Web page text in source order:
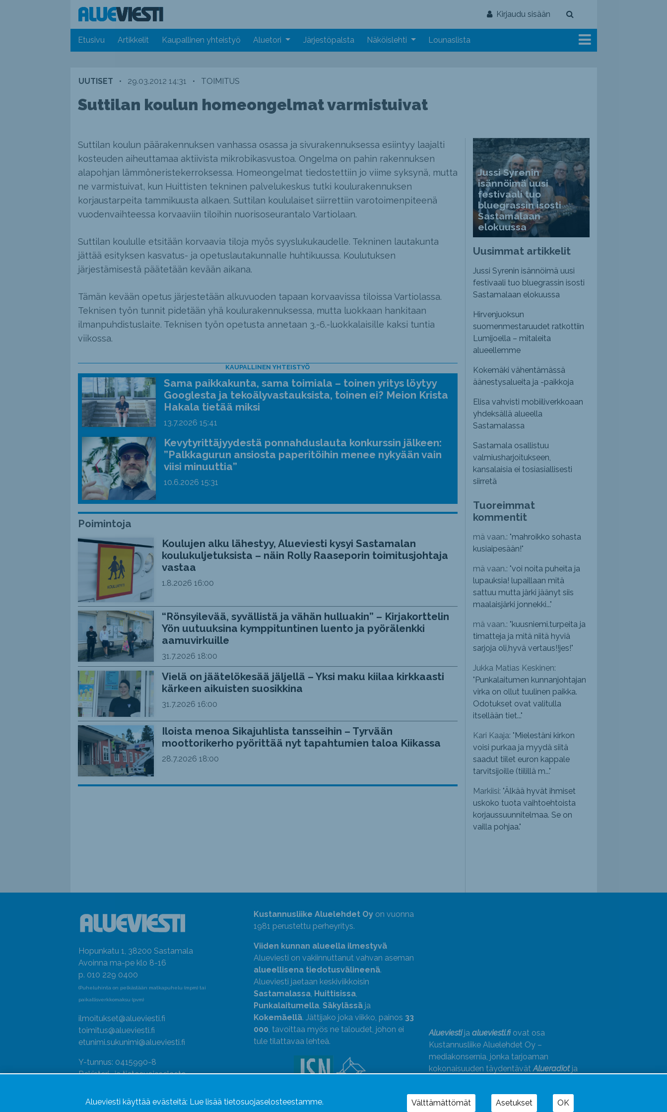
Kirjaudu sisään
Etusivu Artikkelit Kaupallinen yhteistyö Aluetori Järjestöpalsta Näköislehti Lounaslista
UUTISET • 29.03.2012 14:31 • TOIMITUS
Suttilan koulun homeongelmat varmistuivat
Suttilan koulun päärakennuksen vanhassa osassa ja sivurakennuksessa esiintyy laajalti
kosteuden aiheuttamaa aktiivista mikrobikasvustoa. Ongelma on pahin rakennuksen
alapohjan lämmöneristekerroksessa. Homeongelmat tiedostettiin jo viime syksynä, mutta
ne varmistuivat, kun Huittisten tekninen palvelukeskus tutki koulurakennuksen
korjaustarpeita tammikuusta alkaen. Suttilan koululaiset siirrettiin varotoimenpiteenä
vuodenvaihteessa korvaaviin tiloihin nuorisoseurantalo Vartiolaan.
Suttilan koululle etsitään korvaavia tiloja myös syyslukukaudelle. Tekninen lautakunta
jättää esityksen kasvatus- ja opetuslautakunnalle huhtikuussa. Koulutuksen
järjestämisestä päätetään kevään aikana.
Tämän kevään opetus järjestetään alkuvuoden tapaan korvaavissa tiloissa Vartiolassa.
Teknisen työn tunnit pidetään yhä koulurakennuksessa, mutta luokkaan hankitaan
ilmanpuhdistuslaite. Teknisen työn opetusta annetaan 3.-6.-luokkalaisille kaksi tuntia
viikossa.
KAUPALLINEN YHTEISTYÖ
Sama paikkakunta, sama toimiala – toinen yritys löytyy
Googlesta ja tekoälyvastauksista, toinen ei? Meion Krista
Hakala tietää miksi
13.7.2026 15:41
Kevytyrittäjyydestä ponnahduslauta konkurssin jälkeen:
”Palkkagurun ansiosta paperitöihin menee nykyään vain
viisi minuuttia”
10.6.2026 15:31
Poimintoja
Koulujen alku lähestyy, Alueviesti kysyi Sastamalan
koulukuljetuksista – näin Rolly Raaseporin toimitusjohtaja
vastaa
1.8.2026 16:00
“Rönsyilevää, syvällistä ja vähän hulluakin” – Kirjakorttelin
Yön uutuuksina kymppituntinen luento ja pyörälenkki
aamuvirkuille
31.7.2026 18:00
Vielä on jäätelökesää jäljellä – Yksi maku kiilaa kirkkaasti
kärkeen aikuisten suosikkina
31.7.2026 16:00
Iloista menoa Sikajuhlista tansseihin – Tyrvään
moottorikerho pyörittää nyt tapahtumien taloa Kiikassa
28.7.2026 18:00
Jussi Syrenin
isännöimä uusi
festivaali tuo
bluegrassin isosti
Sastamalaan
elokuussa
Uusimmat artikkelit
Jussi Syrenin isännöimä uusi
festivaali tuo bluegrassin isosti
Sastamalaan elokuussa
Hirvenjuoksun
suomenmestaruudet ratkottiin
Lumijoella – mitaleita
alueellemme
Kokemäki vähentämässä
äänestysalueita ja -paikkoja
Elisa vahvisti mobiiliverkkoaan
yhdeksällä alueella
Sastamalassa
Sastamala osallistuu
valmiusharjoitukseen,
kansalaisia ei tosiasiallisesti
siirretä
Tuoreimmat
kommentit
mä vaan.: "mahroikko sohasta
kusiaipesään!"
mä vaan.: "voi noita puheita ja
lupauksia! lupaillaan mitä
sattuu mutta järki jäänyt siis
maalaisjärki jonnekki..."
mä vaan.: "kuusniemi.turpeita ja
timatteja ja mitä niitä hyviä
sarjoja oli,hyvä vertaus!!jes!"
Jukka Matias Keskinen:
" Punkalaitumen kunnanjohtajan
virka on ollut tuulinen paikka.
Odotukset ovat valitulla
itsellään tiet..."
Kari Kaaja: " Mielestäni kirkon
voisi purkaa ja myydä siitä
saadut tiilet euron kappale
tarvitsijoille (tiilillä m..."
Markiisi: "Älkää hyvät ihmiset
uskoko tuota vaihtoehtoista
korjaussuunnitelmaa. Se on
vailla pohjaa."
Hopunkatu 1, 38200 Sastamala
Avoinna ma-pe klo 8-16
p. 010 229 0400
(Puheluhinta on pelkästään matkapuhelu (mpm) tai
paikallisverkkomaksu (pvm)
ilmoitukset@alueviesti.fi
toimitus@alueviesti.fi
etunimi.sukunimi@alueviesti.fi
Y-tunnus: 0415990-8
Rekisteri- ja tietosuojaseloste
Seuraa meitä
Kustannusliike Aluelehdet Oyon vuonna
1981 perustettu perheyritys.
Viiden kunnan alueella ilmestyvä
Alueviesti on vakiinnuttanut vahvan aseman
alueellisena tiedotusvälineenä.
Alueviesti jaetaan keskiviikkoisin
Sastamalassa, Huittisissa,
Punkalaitumella, Säkylässäja
Kokemäellä. Jättijako joka viikko, painos 33
000, tavoittaa myös ne taloudet, johon ei
tule tilattavaa lehteä.
Uutismedian Liiton jäsen. Noudatamme
Alueviestija alueviesti.fiovat osa
Kustannusliike Aluelehdet Oy –
mediakonsernia, jonka tarjoaman
kokonaisuuden täydentävätAlueradiotja
Alueviesti käyttää evästeitä: Lue lisää tietosuojaselosteestamme. Välttämättömät Asetukset OK